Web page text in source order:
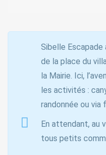
Sibelle Escapade
de la place du
la Mairie. Ici,
les activités :
randonnée ou via
En attendant, au
tous petits